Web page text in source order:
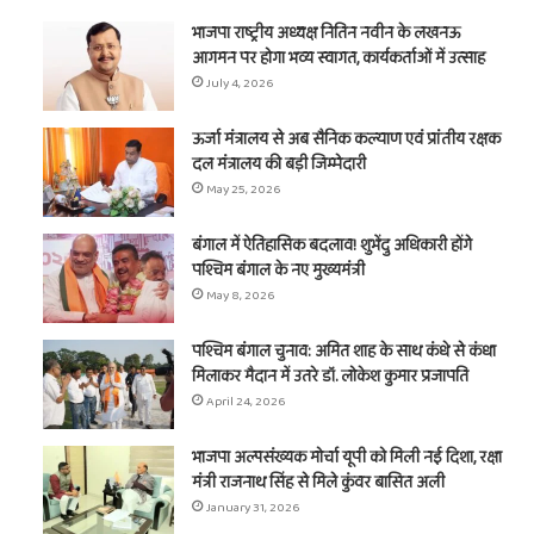
भाजपा राष्ट्रीय अध्यक्ष नितिन नवीन के लखनऊ
आगमन पर होगा भव्य स्वागत, कार्यकर्ताओं में उत्साह
July 4, 2026
ऊर्जा मंत्रालय से अब सैनिक कल्याण एवं प्रांतीय रक्षक
दल मंत्रालय की बड़ी जिम्मेदारी
May 25, 2026
बंगाल में ऐतिहासिक बदलाव! शुभेंदु अधिकारी होंगे
पश्चिम बंगाल के नए मुख्यमंत्री
May 8, 2026
पश्चिम बंगाल चुनाव: अमित शाह के साथ कंधे से कंधा
मिलाकर मैदान में उतरे डॉ. लोकेश कुमार प्रजापति
April 24, 2026
भाजपा अल्पसंख्यक मोर्चा यूपी को मिली नई दिशा, रक्षा
मंत्री राजनाथ सिंह से मिले कुंवर बासित अली
January 31, 2026